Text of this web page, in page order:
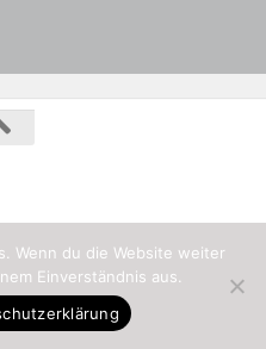
Wenn du die Website weiter
Einverständnis aus.